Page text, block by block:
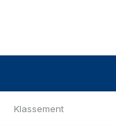
Klassement